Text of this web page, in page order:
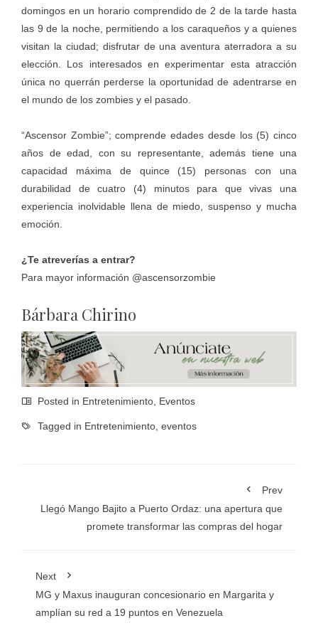
domingos en un horario comprendido de 2 de la tarde hasta
las 9 de la noche, permitiendo a los caraqueños y a quienes
visitan la ciudad; disfrutar de una aventura aterradora a su
elección. Los interesados en experimentar esta atracción
única no querrán perderse la oportunidad de adentrarse en
el mundo de los zombies y el pasado.
“Ascensor Zombie”; comprende edades desde los (5) cinco
años de edad, con su representante, además tiene una
capacidad máxima de quince (15) personas con una
durabilidad de cuatro (4) minutos para que vivas una
experiencia inolvidable llena de miedo, suspenso y mucha
emoción.
¿Te atreverías a entrar?
Para mayor información @ascensorzombie
Bárbara Chirino
Posted in Entretenimiento Eventos
Tagged in Entretenimiento eventos
Prev
Llegó Mango Bajito a Puerto Ordaz: una apertura que
promete transformar las compras del hogar
Next
MG y Maxus inauguran concesionario en Margarita y
amplían su red a 19 puntos en Venezuela